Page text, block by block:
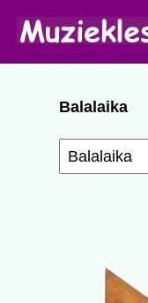
Balalaika